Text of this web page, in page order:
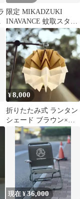
限定 MIKADZUKI
INAVANCE 蚊取スタン
ド BGO アシモクラフ
ツ
¥8,000
折りたたみ式 ランタン
シェード ブラウン×ホ
ワイト
現在 ¥36,000